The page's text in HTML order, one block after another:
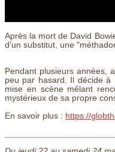
Après la mort de David
d’un substitut, une
Pendant plusieurs années,
peu par hasard. Il décide à
mise en scène mêlant
mystérieux de sa propre
En savoir plus : https://